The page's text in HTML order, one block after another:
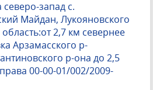
запад с.
Майдан, Лукояновского
2,7 км севернее
Арзамасского р-
р-она до 2,5
00-00-01/002/2009-